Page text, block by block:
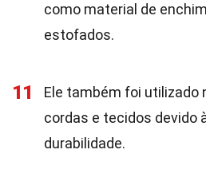
como material de
estofados.
11
Ele também foi utilizado
cordas e tecidos devido
durabilidade.